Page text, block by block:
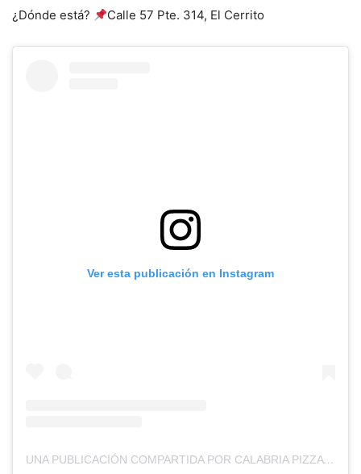
¿Dónde está? Calle 57 Pte. 314, El Cerrito
Ver esta publicación en Instagram
UNA PUBLICACIÓN COMPARTIDA POR CALABRIA PIZZA Y PASTA (@CALABRIA.CHOLULA)